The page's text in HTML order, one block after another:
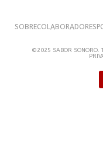
SOBRECOLABORADORES
©2025 SABOR SONORO.